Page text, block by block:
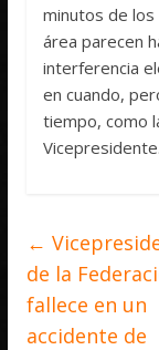
minutos de
área parecen
interferencia
en cuando,
tiempo, como
Vicepresidente.
←
de la
fallece en un
accidente de